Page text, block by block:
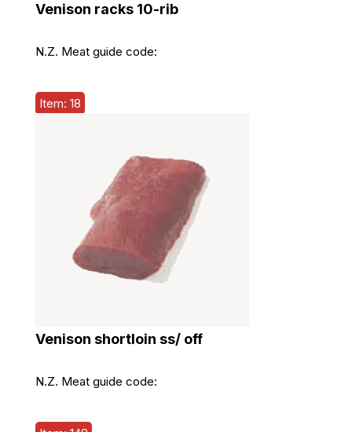
Venison racks 10-rib
N.Z. Meat guide code:
Item: 18
Venison shortloin ss/ off
N.Z. Meat guide code: